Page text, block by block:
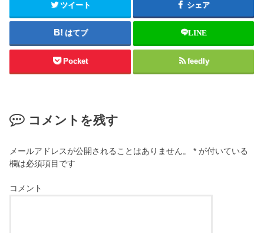
ツイート シェア
はてブ LINE
Pocket feedly
コメントを残す
メールアドレスが公開されることはありません。 * が付いている
欄は必須項目です
コメント